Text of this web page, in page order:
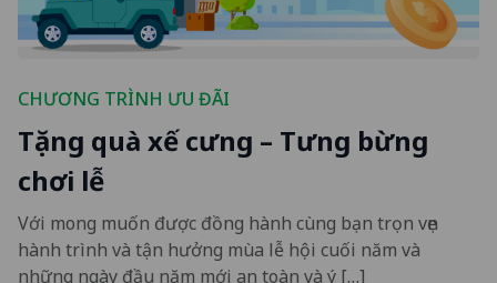
CHƯƠNG TRÌNH ƯU ĐÃI
Tặng quà xế cưng – Tưng bừng
chơi lễ
Với mong muốn được đồng hành cùng bạn trọn vẹn
hành trình và tận hưởng mùa lễ hội cuối năm và
những ngày đầu năm mới an toàn và ý […]